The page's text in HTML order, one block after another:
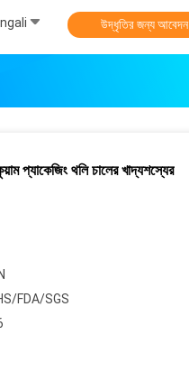
উদ্ধৃতির জন্য আবেদন
প্যাকেজিং থলি চালের খাদ্যশস্যের
FDA/SGS